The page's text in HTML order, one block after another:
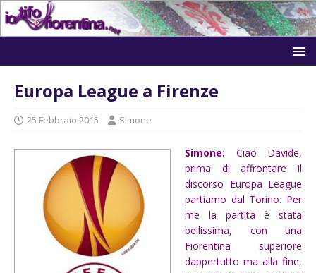
Europa League a Firenze
25 Febbraio 2015 Simone
Simone: Ciao Davide,
prima di affrontare il
discorso Europa League
partiamo dal Torino. Per
me la partita è stata
bellissima, con una
Fiorentina superiore
dappertutto ma alla fine,